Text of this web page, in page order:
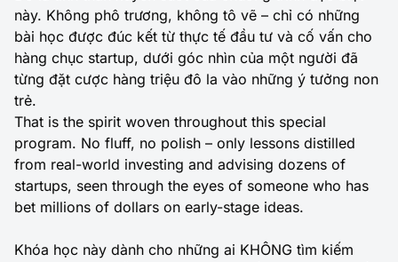
này. Không phô trương, không tô vẽ – chỉ có những
bài học được đúc kết từ thực tế đầu tư và cố vấn cho
hàng chục startup, dưới góc nhìn của một người đã
từng đặt cược hàng triệu đô la vào những ý tưởng non
trẻ.
That is the spirit woven throughout this special
program. No fluff, no polish – only lessons distilled
from real-world investing and advising dozens of
startups, seen through the eyes of someone who has
bet millions of dollars on early-stage ideas.
Khóa học này dành cho những ai KHÔNG tìm kiếm